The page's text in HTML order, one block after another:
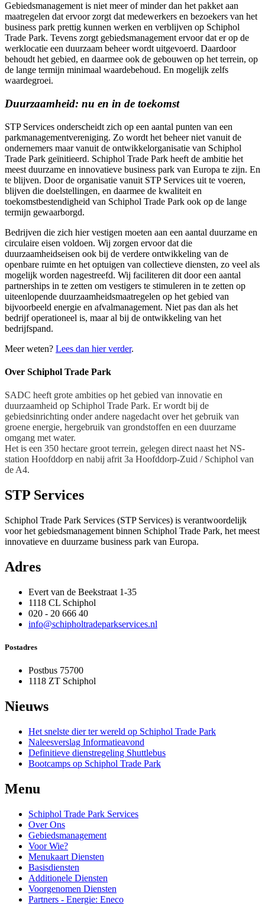
Gebiedsmanagement is niet meer of minder dan het pakket aan
maatregelen dat ervoor zorgt dat medewerkers en bezoekers van het
business park prettig kunnen werken en verblijven op Schiphol
Trade Park. Tevens zorgt gebiedsmanagement ervoor dat er op de
werklocatie een duurzaam beheer wordt uitgevoerd. Daardoor
behoudt het gebied, en daarmee ook de gebouwen op het terrein, op
de lange termijn minimaal waardebehoud. En mogelijk zelfs
waardegroei.
Duurzaamheid: nu en in de toekomst
STP Services onderscheidt zich op een aantal punten van een
parkmanagementvereniging. Zo wordt het beheer niet vanuit de
ondernemers maar vanuit de ontwikkelorganisatie van Schiphol
Trade Park geïnitieerd. Schiphol Trade Park heeft de ambitie het
meest duurzame en innovatieve business park van Europa te zijn. En
te blijven. Door de organisatie vanuit STP Services uit te voeren,
blijven die doelstellingen, en daarmee de kwaliteit en
toekomstbestendigheid van Schiphol Trade Park ook op de lange
termijn gewaarborgd.
Bedrijven die zich hier vestigen moeten aan een aantal duurzame en
circulaire eisen voldoen. Wij zorgen ervoor dat die
duurzaamheidseisen ook bij de verdere ontwikkeling van de
openbare ruimte en het optuigen van collectieve diensten, zo veel als
mogelijk worden nagestreefd. Wij faciliteren dit door een aantal
partnerships in te zetten om vestigers te stimuleren in te zetten op
uiteenlopende duurzaamheidsmaatregelen op het gebied van
bijvoorbeeld energie en afvalmanagement. Niet pas dan als het
bedrijf operationeel is, maar al bij de ontwikkeling van het
bedrijfspand.
Meer weten? Lees dan hier verder.
Over Schiphol Trade Park
SADC heeft grote ambities op het gebied van innovatie en
duurzaamheid op Schiphol Trade Park. Er wordt bij de
gebiedsinrichting onder andere nagedacht over het gebruik van
groene energie, hergebruik van grondstoffen en een duurzame
omgang met water.
Het is een 350 hectare groot terrein, gelegen direct naast het NS-
station Hoofddorp en nabij afrit 3a Hoofddorp-Zuid / Schiphol van
de A4.
STP Services
Schiphol Trade Park Services (STP Services) is verantwoordelijk
voor het gebiedsmanagement binnen Schiphol Trade Park, het meest
innovatieve en duurzame business park van Europa.
Adres
Evert van de Beekstraat 1-35
1118 CL Schiphol
020 - 20 666 40
info@schipholtradeparkservices.nl
Postadres
Postbus 75700
1118 ZT Schiphol
Nieuws
Het snelste dier ter wereld op Schiphol Trade Park
Naleesverslag Informatieavond
Definitieve dienstregeling Shuttlebus
Bootcamps op Schiphol Trade Park
Menu
Schiphol Trade Park Services
Over Ons
Gebiedsmanagement
Voor Wie?
Menukaart Diensten
Basisdiensten
Additionele Diensten
Voorgenomen Diensten
Partners - Energie: Eneco